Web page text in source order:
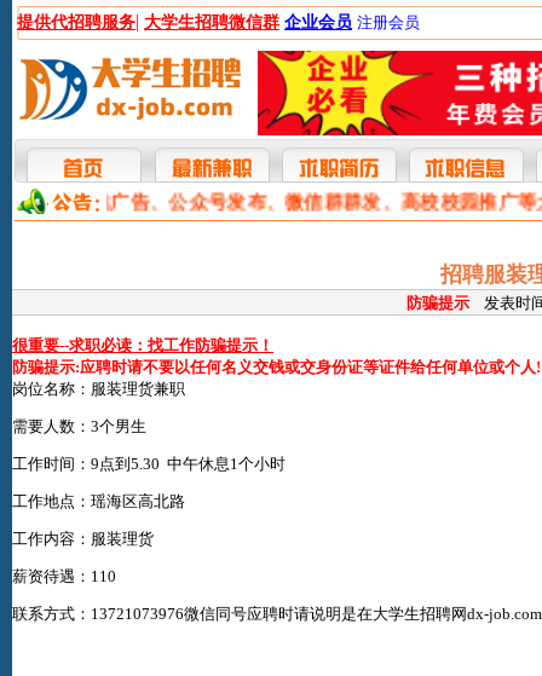
提供代招聘服务| 大学生招聘微信群 企业会员 注册会员
网提供网站广告、公众号发布、微信群群发、高校校园推广
招聘服装
防骗提示 发表时
很重要--求职必读：找工作防骗提示！
防骗提示:应聘时请不要以任何名义交钱或交身份证等证件给任何单位或个人!
岗位名称：服装理货兼职
需要人数：3个男生
工作时间：9点到5.30 中午休息1个小时
工作地点：瑶海区高北路
工作内容：服装理货
薪资待遇：110
联系方式：13721073976微信同号应聘时请说明是在大学生招聘网dx-job.com